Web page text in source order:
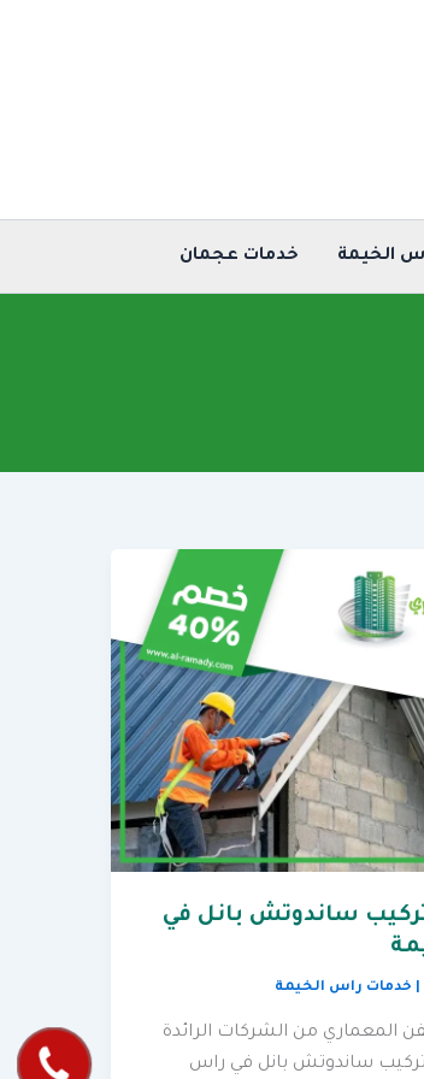
الخيمة خدمات عجمان
ساندوتش بانل في
خدمات راس الخيمة
المعماري من الشركات الرائدة
ساندوتش بانل في راس